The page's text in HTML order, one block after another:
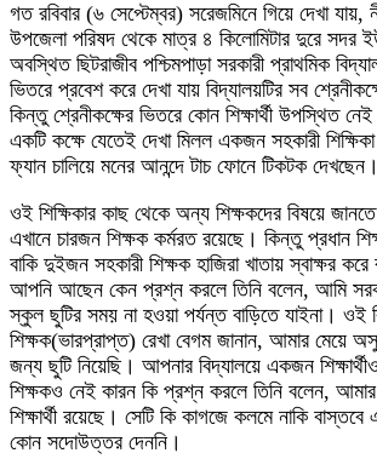
গত রবিবার (৬ সেপ্টেম্বর) সরেজমিনে গিয়ে দেখা যায়,
উপজেলা পরিষদ থেকে মাত্র ৪ কিলোমিটার দুরে সদর
অবস্থিত ছিটরাজীব পশ্চিমপাড়া সরকারী প্রাথমিক
ভিতরে প্রবেশ করে দেখা যায় বিদ্যালয়টির সব
কিন্তু শ্রেনীকক্ষের ভিতরে কোন শিক্ষার্থী উপস্থিত
একটি কক্ষে যেতেই দেখা মিলল একজন সহকারী
ফ্যান চালিয়ে মনের আনন্দে টাচ ফোনে টিকটক দেখছেন।
ওই শিক্ষিকার কাছ থেকে অন্য শিক্ষকদের বিষয়ে
এখানে চারজন শিক্ষক কর্মরত রয়েছে। কিন্তু প্রধান
বাকি দুইজন সহকারী শিক্ষক হাজিরা খাতায় স্বাক্ষর
আপনি আছেন কেন প্রশ্ন করলে তিনি বলেন, আমি
স্কুল ছুটির সময় না হওয়া পর্যন্ত বাড়িতে যাইনা। ওই
শিক্ষক(ভারপ্রাপ্ত) রেখা বেগম জানান, আমার মেয়ে
জন্য ছুটি নিয়েছি। আপনার বিদ্যালয়ে একজন
শিক্ষকও নেই কারন কি প্রশ্ন করলে তিনি বলেন,
শিক্ষার্থী রয়েছে। সেটি কি কাগজে কলমে নাকি
কোন সদোউত্তর দেননি।